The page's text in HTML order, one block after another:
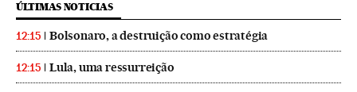
ÚLTIMAS NOTICIAS
12:15 Bolsonaro, a destruição como estratégia
12:15 Lula, uma ressurreição